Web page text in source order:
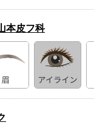
本皮フ科